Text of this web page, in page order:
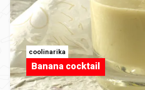
coolinarika
Banana cocktail